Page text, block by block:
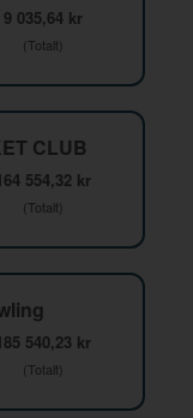
9 035,64 kr
(Totalt)
CLUB
554,32 kr
(Totalt)
540,23 kr
(Totalt)